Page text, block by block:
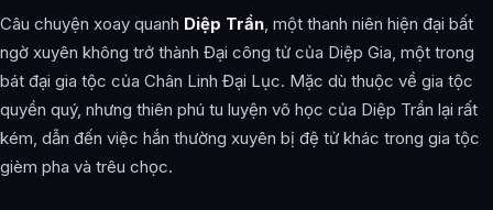
Câu chuyện xoay quanh Diệp Trần, một thanh niên hiện đại bất
ngờ xuyên không trở thành Đại công tử của Diệp Gia, một trong
bát đại gia tộc của Chân Linh Đại Lục. Mặc dù thuộc về gia tộc
quyền quý, nhưng thiên phú tu luyện võ học của Diệp Trần lại rất
kém, dẫn đến việc hắn thường xuyên bị đệ tử khác trong gia tộc
gièm pha và trêu chọc.